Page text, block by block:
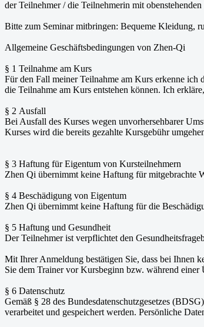
der Teilnehmer / die Teilnehmerin mit
Bitte zum Seminar mitbringen: Bequeme Kleidung,
Allgemeine Geschäftsbedingungen von Zhen-Qi
§ 1 Teilnahme am Kurs
Für den Fall meiner Teilnahme am Kurs erkenne ich
die Teilnahme am Kurs entstehen können. Ich
§ 2 Ausfall
Bei Ausfall des Kurses wegen unvorhersehbarer
Kurses wird die bereits gezahlte Kursgebühr
§ 3 Haftung für Eigentum von Kursteilnehmern
Zhen Qi übernimmt keine Haftung für mitgebrachte
§ 4 Beschädigung von Eigentum
Zhen Qi übernimmt keine Haftung für die
§ 5 Haftung und Gesundheit
Der Teilnehmer ist verpflichtet den
Mit Ihrer Anmeldung bestätigen Sie, dass bei Ihnen
Sie dem Trainer vor Kursbeginn bzw. während
§ 6 Datenschutz
Gemäß § 28 des Bundesdatenschutzgesetzes
verarbeitet und gespeichert werden. Persönliche